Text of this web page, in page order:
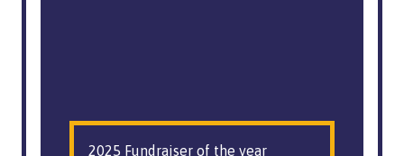
2025 Fundraiser of the year